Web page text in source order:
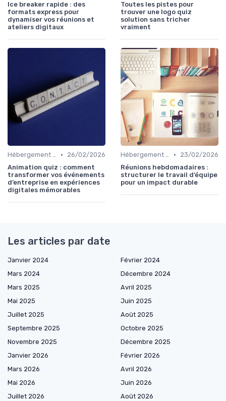
Ice breaker rapide : des
formats express pour
dynamiser vos réunions et
ateliers digitaux
Toutes les pistes pour
trouver une logo quiz
solution sans tricher
vraiment
Hébergement et Maintenance Web •
26/02/2026
Animation quiz : comment
transformer vos événements
d’entreprise en expériences
digitales mémorables
Hébergement et Maintenance Web •
23/02/2026
Réunions hebdomadaires :
structurer le travail d’équipe
pour un impact durable
Les articles par date
Janvier 2024
Février 2024
Mars 2024
Décembre 2024
Mars 2025
Avril 2025
Mai 2025
Juin 2025
Juillet 2025
Août 2025
Septembre 2025
Octobre 2025
Novembre 2025
Décembre 2025
Janvier 2026
Février 2026
Mars 2026
Avril 2026
Mai 2026
Juin 2026
Juillet 2026
Août 2026